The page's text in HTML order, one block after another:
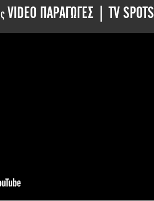
VIDEO ΠΑΡΑΓΩΓΕΣ | TV SPOTS